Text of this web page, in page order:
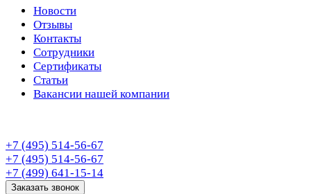
Новости
Отзывы
Контакты
Сотрудники
Сертификаты
Статьи
Вакансии нашей компании
+7 (495) 514-56-67
+7 (495) 514-56-67
+7 (499) 641-15-14
Заказать звонок